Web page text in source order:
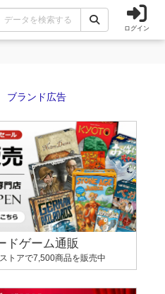
トア ログイン
ドゲーム通販
トアで7,500商品を販売中